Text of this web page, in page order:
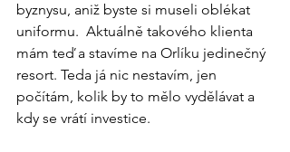
byznysu, aniž byste si museli oblékat
uniformu.  Aktuálně takového klienta
mám teď a stavíme na Orlíku jedinečný
resort. Teda já nic nestavím, jen
počítám, kolik by to mělo vydělávat a
kdy se vrátí investice.